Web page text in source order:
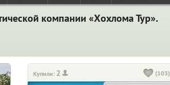
компании «Хохлома Тур».
Купили: 2 (103)